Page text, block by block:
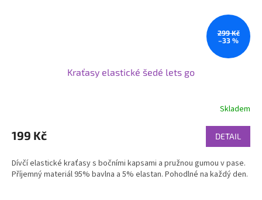
299 Kč
–33 %
Kraťasy elastické šedé lets go
Skladem
199 Kč DETAIL
Dívčí elastické kraťasy s bočními kapsami a pružnou gumou v pase.
Příjemný materiál 95% bavlna a 5% elastan. Pohodlné na každý den.